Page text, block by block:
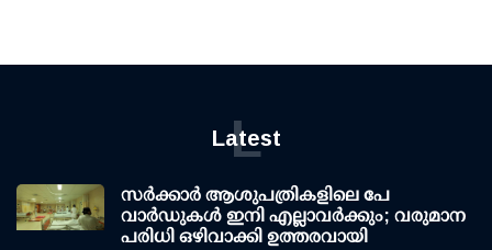
Latest
L
സര്‍ക്കാര്‍ ആശുപത്രികളിലെ പേ
വാര്‍ഡുകള്‍ ഇനി എല്ലാവര്‍ക്കും; വരുമാന
പരിധി ഒഴിവാക്കി ഉത്തരവായി